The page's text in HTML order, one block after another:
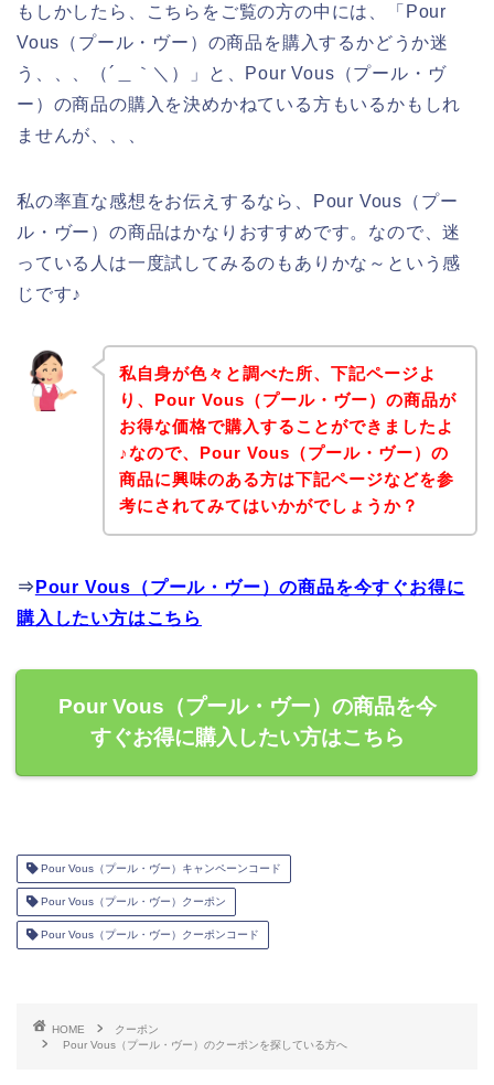
もしかしたら、こちらをご覧の方の中には、「Pour
Vous（プール・ヴー）の商品を購入するかどうか迷
う、、、（´＿｀＼）」と、Pour Vous（プール・ヴ
ー）の商品の購入を決めかねている方もいるかもしれ
ませんが、、、
私の率直な感想をお伝えするなら、Pour Vous（プー
ル・ヴー）の商品はかなりおすすめです。なので、迷
っている人は一度試してみるのもありかな～という感
じです♪
私自身が色々と調べた所、下記ページよ
り、Pour Vous（プール・ヴー）の商品が
お得な価格で購入することができましたよ
♪なので、Pour Vous（プール・ヴー）の
商品に興味のある方は下記ページなどを参
考にされてみてはいかがでしょうか？
⇒ Pour Vous（プール・ヴー）の商品を今すぐお得に
購入したい方はこちら
Pour Vous（プール・ヴー）の商品を今
すぐお得に購入したい方はこちら
Pour Vous（プール・ヴー）キャンペーンコード
Pour Vous（プール・ヴー）クーポン
Pour Vous（プール・ヴー）クーポンコード
HOME
クーポン
Pour Vous（プール・ヴー）のクーポンを探している方へ